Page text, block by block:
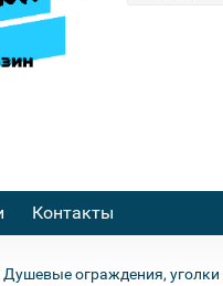
Контакты
Душевые ограждения,